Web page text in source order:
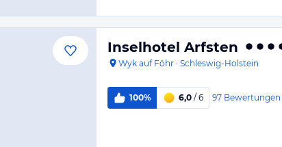
Inselhotel Arfsten
Wyk auf Föhr · Schleswig-Holstein
100% 6,0 / 6 97 Bewertungen